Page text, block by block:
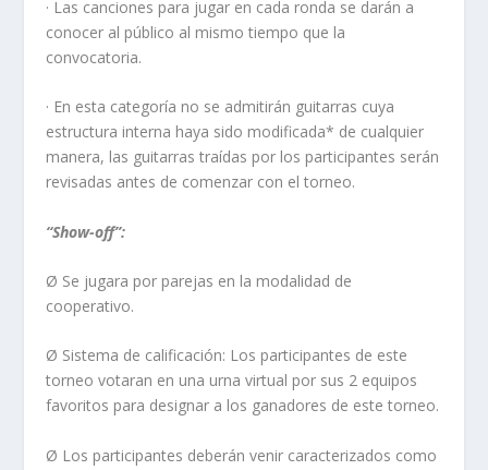
· Las canciones para jugar en cada ronda se darán a
conocer al público al mismo tiempo que la
convocatoria.
· En esta categoría no se admitirán guitarras cuya
estructura interna haya sido modificada* de cualquier
manera, las guitarras traídas por los participantes serán
revisadas antes de comenzar con el torneo.
“Show-off”:
Ø Se jugara por parejas en la modalidad de
cooperativo.
Ø Sistema de calificación: Los participantes de este
torneo votaran en una urna virtual por sus 2 equipos
favoritos para designar a los ganadores de este torneo.
Ø Los participantes deberán venir caracterizados como